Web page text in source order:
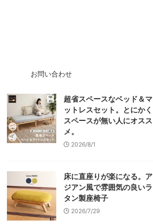
お問い合わせ
超省スペースなベッド＆マ
ットレスセット。とにかく
スペースが無い人にオスス
メ。
2026/8/1
床に直座りが楽になる。ア
ジアン風で雰囲気の良いラ
タン製座椅子
2026/7/29